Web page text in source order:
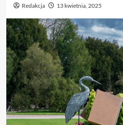
Redakcja
13 kwietnia, 2025